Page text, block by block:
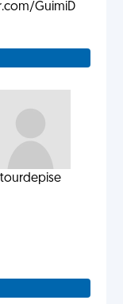
GuimiD
tourdepise